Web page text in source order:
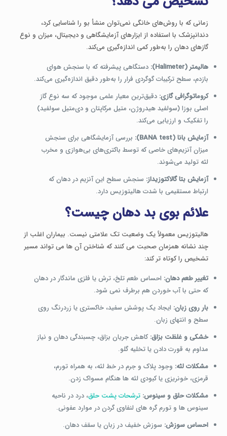
زمانی که با روش‌های خانگی نمی‌توان منشأ بو را شناسایی کرد،
دندانپزشک با استفاده از ابزارهای آزمایشگاهی و دیجیتال، میزان و نوع
گازهای دهان را به‌طور کمی اندازه‌گیری می‌کند.
هالیمتر (Halimeter):
دستگاهی پیشرفته که با سنجش هوای
بازدم، سطح ترکیبات گوگردی فرار را به‌طور دقیق اندازه‌گیری می‌کند.
کروماتوگرافی گازی: دقیق‌ترین معیار علمی موجود که سه نوع گاز
اصلی بوزا (سولفید هیدروژن، متیل مرکاپتان و دی‌متیل سولفید)
را تفکیک و ارزیابی می‌کند.
آزمایش بانا (BANA test):
بررسی آزمایشگاهی برای سنجش
میزان آنزیم‌های خاصی که توسط باکتری‌های بی‌هوازی و مخرب
لثه تولید می‌شوند.
آزمایش بتا گالاکتوزیداز: سنجش سطح این آنزیم در دهان که
ارتباط مستقیمی با شدت هالیتوزیس دارد.
علائم بوی بد دهان چیست؟
هالیتوزیس معمولاً یک وضعیت تک علامتی نیست. بیماران اغلب از
چند نشانه همزمان صحبت می کنند که شناختن آن ها می تواند مسیر
تشخیص را کوتاه تر کند:
تغییر طعم دهان: احساس طعم تلخ، ترش یا فلزی ماندگار در دهان
که حتی با آب خوردن هم برطرف نمی شود.
بار روی زبان: ایجاد یک پوشش سفید، خاکستری یا زردرنگ روی
سطح و انتهای زبان.
خشکی و غلظت بزاق: کاهش جریان بزاق، چسبندگی دهان و نیاز
مداوم به قورت دادن یا تخلیه گلو.
مشکلات لثه: وجود پلاک و جرم در خط لثه، به همراه تورم،
قرمزی، خونریزی یا کبودی لثه ها هنگام مسواک زدن.
مشکلات حلق و سینوس: ترشحات پشت حلق، درد در ناحیه
سینوس ها و تورم گره های لنفاوی گردن در موارد عفونی.
احساس سوزش: سوزش خفیف در زبان یا سقف دهان.